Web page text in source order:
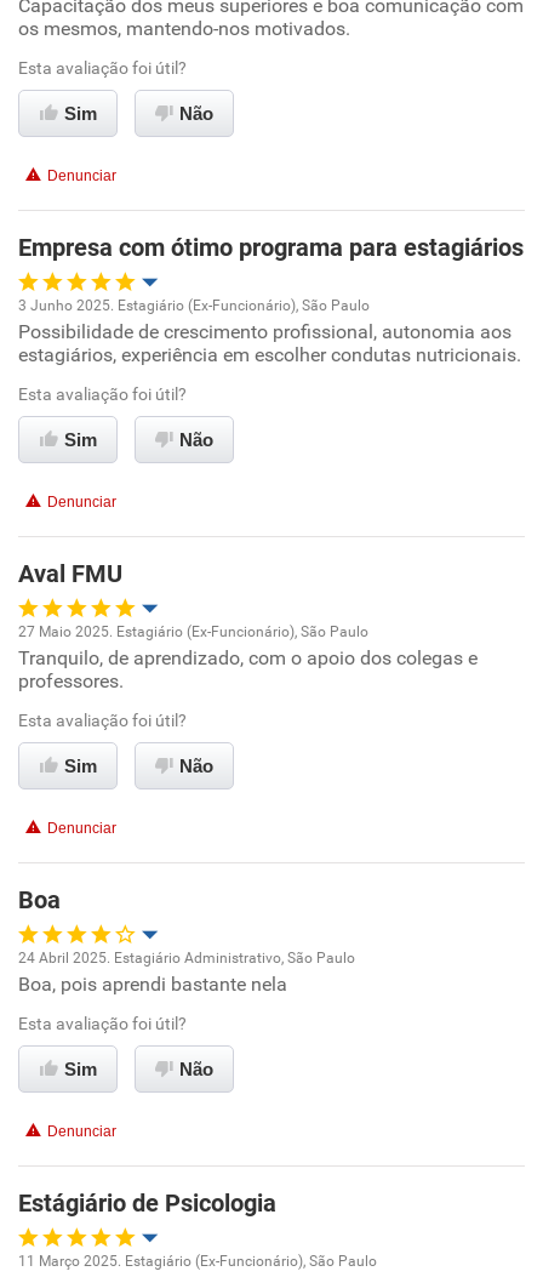
Capacitação dos meus superiores e boa comunicação com
os mesmos, mantendo-nos motivados.
Esta avaliação foi útil?
Sim Não
Denunciar
Empresa com ótimo programa para estagiários
Oportunidade de promoção
Ambiente de trabalho
Conciliação com a vida familiar
Recomenda esta empresa
3 Junho 2025. Estagiário (Ex-Funcionário), São Paulo
Possibilidade de crescimento profissional, autonomia aos
estagiários, experiência em escolher condutas nutricionais.
Esta avaliação foi útil?
Sim Não
Denunciar
Aval FMU
Oportunidade de promoção
Ambiente de trabalho
Conciliação com a vida familiar
Recomenda a diretoria
27 Maio 2025. Estagiário (Ex-Funcionário), São Paulo
Tranquilo, de aprendizado, com o apoio dos colegas e
professores.
Esta avaliação foi útil?
Sim Não
Denunciar
Boa
Oportunidade de promoção
Ambiente de trabalho
Benefícios
Recomenda esta empresa
24 Abril 2025. Estagiário Administrativo, São Paulo
Boa, pois aprendi bastante nela
Esta avaliação foi útil?
Sim Não
Denunciar
Estágiário de Psicologia
11 Março 2025. Estagiário (Ex-Funcionário), São Paulo